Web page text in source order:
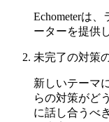
Echometerは
ーターを提供
未完了の対策
新しいテーマ
らの対策がど
に話し合うべ